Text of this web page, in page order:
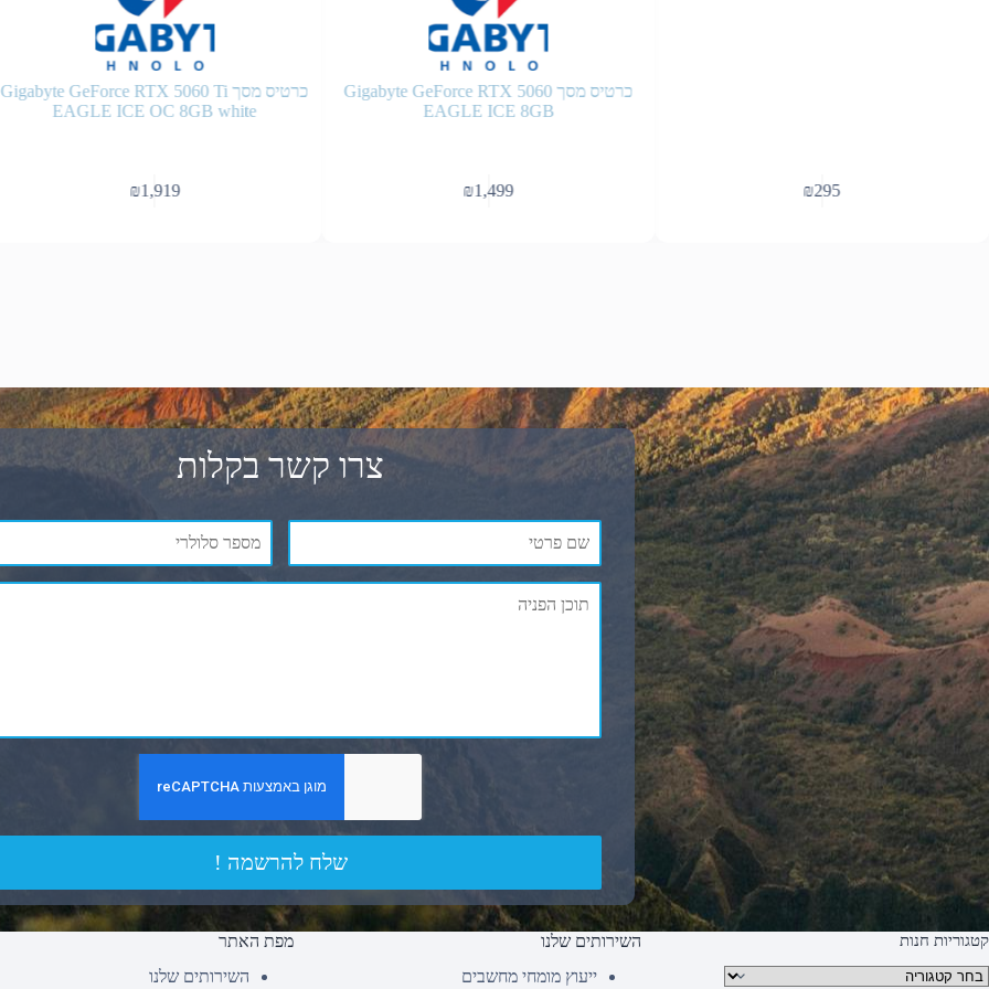
₪295
כרטיס מסך Gigabyte GeForce RTX 5060
EAGLE ICE 8GB
₪1,499
כרטיס מסך Gigabyte GeForce RTX 5060 Ti
EAGLE ICE OC 8GB white
₪1,919
צרו קשר בקלות
שלח להרשמה !
קטגוריות חנות
קטגוריות מוצרים
השירותים שלנו
ייעוץ מומחי מחשבים
מפת האתר
השירותים שלנו